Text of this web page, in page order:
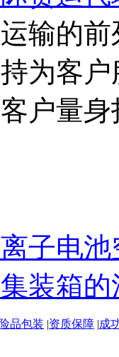
输的
为客
户量
子电池
装箱
品包装 |资质保障 |成